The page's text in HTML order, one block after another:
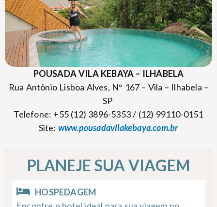
POUSADA VILA KEBAYA – ILHABELA
Rua Antônio Lisboa Alves, N° 167 – Vila – Ilhabela –
SP
Telefone: +55 (12) 3896-5353 / (12) 99110-0151
Site: www.pousadavilakebaya.com.br
PLANEJE SUA VIAGEM
HOSPEDAGEM